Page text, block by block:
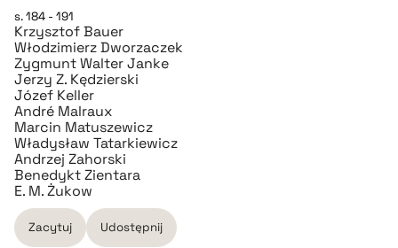
CZYSTY TEKST
pobierz cytat
BIBTEX
pobierz cytat
s. 184 - 191
Krzysztof Bauer
Włodzimierz Dworzaczek
Zygmunt Walter Janke
Jerzy Z. Kędzierski
Józef Keller
André Malraux
Marcin Matuszewicz
Władysław Tatarkiewicz
Andrzej Zahorski
Benedykt Zientara
E. M. Żukow
Zacytuj Udostępnij